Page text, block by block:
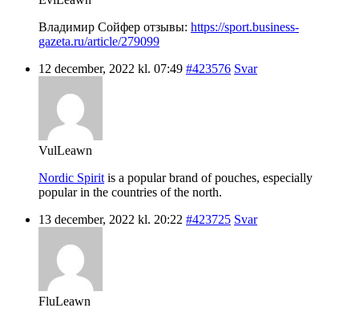
Владимир Сойфер отзывы: https://sport.business-
gazeta.ru/article/279099
12 december, 2022 kl. 07:49 #423576 Svar
VulLeawn
Nordic Spirit is a popular brand of pouches, especially
popular in the countries of the north.
13 december, 2022 kl. 20:22 #423725 Svar
FluLeawn